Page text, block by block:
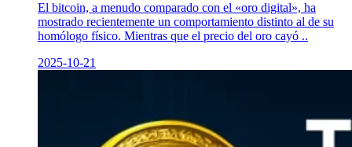
El bitcoin, a menudo comparado con el «oro digital», ha
mostrado recientemente un comportamiento distinto al de su
homólogo físico. Mientras que el precio del oro cayó ..
2025-10-21